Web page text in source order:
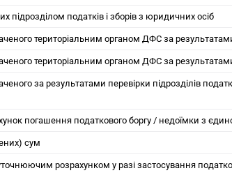
підрозділом податків і зборів з юридичних осіб
територіальним органом ДФС за
територіальним органом ДФС за
за результатами перевірки підрозділів
погашення податкового боргу / недоїмки з
сум
розрахунком у разі застосування